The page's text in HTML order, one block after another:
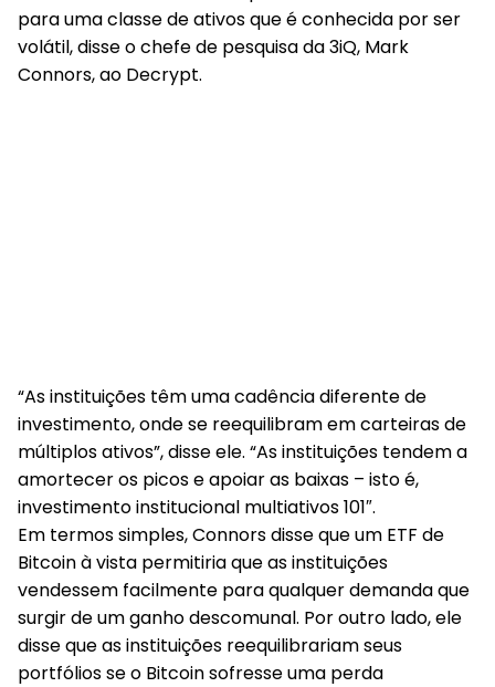
para uma classe de ativos que é conhecida por ser
volátil, disse o chefe de pesquisa da 3iQ, Mark
Connors, ao Decrypt.
“As instituições têm uma cadência diferente de
investimento, onde se reequilibram em carteiras de
múltiplos ativos”, disse ele. “As instituições tendem a
amortecer os picos e apoiar as baixas – isto é,
investimento institucional multiativos 101″.
Em termos simples, Connors disse que um ETF de
Bitcoin à vista permitiria que as instituições
vendessem facilmente para qualquer demanda que
surgir de um ganho descomunal. Por outro lado, ele
disse que as instituições reequilibrariam seus
portfólios se o Bitcoin sofresse uma perda